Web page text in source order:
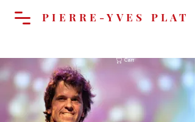
Cart
PIERRE-YVES PLAT